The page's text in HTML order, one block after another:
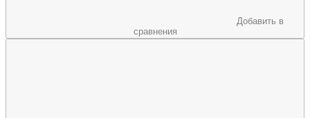
Добавить в
сравнения